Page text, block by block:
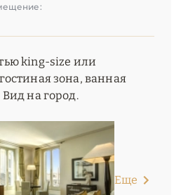
king-size или
зона, ванная
Вид на город.
Еще